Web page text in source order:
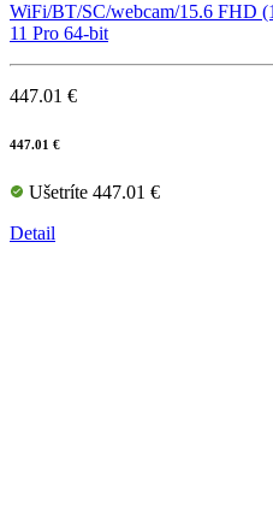
WiFi/BT/SC/webcam/15.6 FHD
11 Pro 64-bit
447.01 €
447.01 €
Ušetríte 447.01 €
Detail